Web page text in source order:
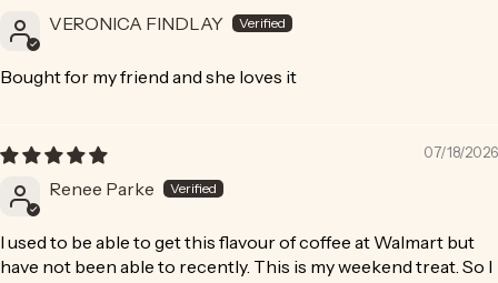
VERONICA FINDLAY
Bought for my friend and she loves it
07/18/2026
Renee Parke
I used to be able to get this flavour of coffee at Walmart but
have not been able to recently. This is my weekend treat. So I